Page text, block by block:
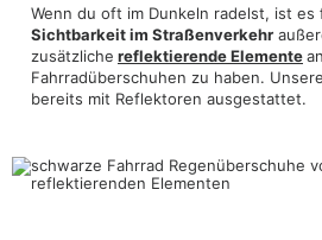
Wenn du oft im Dunkeln radelst, ist es
Sichtbarkeit im Straßenverkehr
zusätzliche reflektierende Elemente
Fahrradüberschuhen zu haben.
bereits mit Reflektoren ausgestattet.